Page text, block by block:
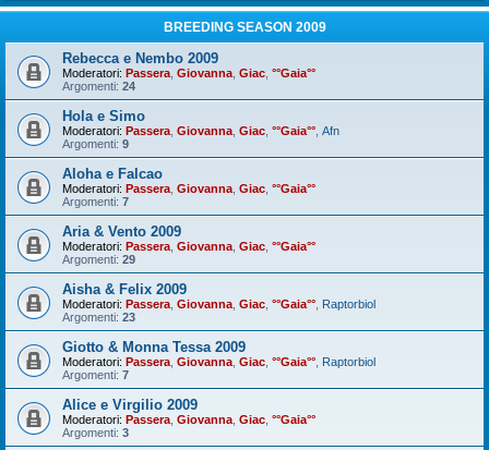
BREEDING SEASON 2009
Rebecca e Nembo 2009
Moderatori: Passera Giovanna Giac °°Gaia°°
Argomenti: 24
Hola e Simo
Moderatori: Passera Giovanna Giac °°Gaia°° Afn
Argomenti: 9
Aloha e Falcao
Moderatori: Passera Giovanna Giac °°Gaia°°
Argomenti: 7
Aria & Vento 2009
Moderatori: Passera Giovanna Giac °°Gaia°°
Argomenti: 29
Aisha & Felix 2009
Moderatori: Passera Giovanna Giac °°Gaia°° Raptorbiol
Argomenti: 23
Giotto & Monna Tessa 2009
Moderatori: Passera Giovanna Giac °°Gaia°° Raptorbiol
Argomenti: 7
Alice e Virgilio 2009
Moderatori: Passera Giovanna Giac °°Gaia°°
Argomenti: 3